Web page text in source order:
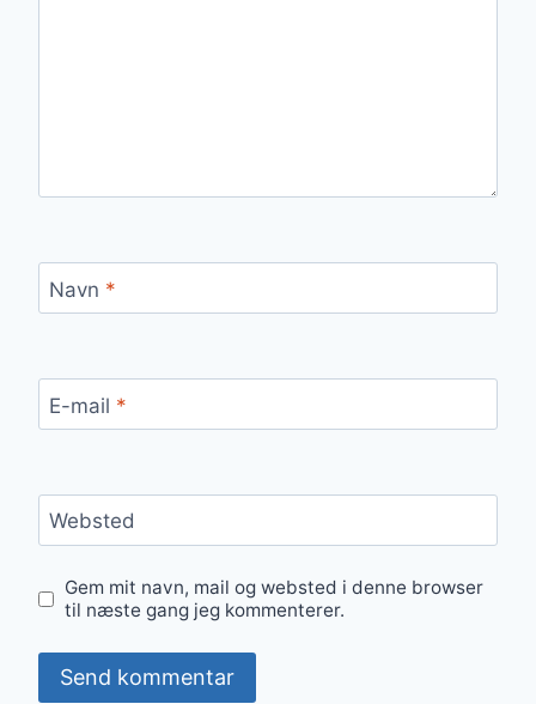
Navn *
E-mail *
Websted
Gem mit navn, mail og websted i denne browser
til næste gang jeg kommenterer.